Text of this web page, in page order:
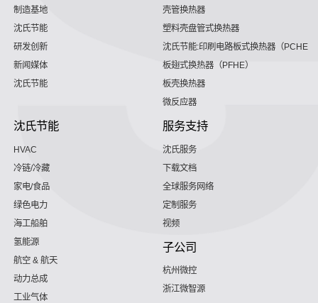
制造基地
沈氏节能
研发创新
新闻媒体
沈氏节能
壳管换热器
塑料壳盘管式换热器
沈氏节能:印刷电路板式换热器（PCHE）
板翅式换热器（PFHE）
板壳换热器
微反应器
沈氏节能
HVAC
冷链/冷藏
家电/食品
绿色电力
海工船舶
氢能源
航空 & 航天
动力总成
工业气体
服务支持
沈氏服务
下载文档
全球服务网络
定制服务
视频
子公司
杭州微控
浙江微智源